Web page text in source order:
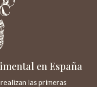
en España
las primeras